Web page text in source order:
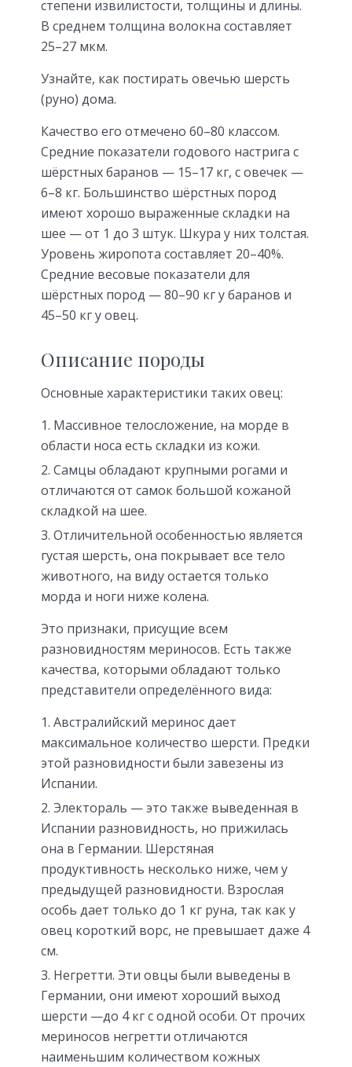
степени извилистости, толщины и длины.
В среднем толщина волокна составляет
25–27 мкм.
Узнайте, как постирать овечью шерсть
(руно) дома.
Качество его отмечено 60–80 классом.
Средние показатели годового настрига с
шёрстных баранов — 15–17 кг, с овечек —
6–8 кг. Большинство шёрстных пород
имеют хорошо выраженные складки на
шее — от 1 до 3 штук. Шкура у них толстая.
Уровень жиропота составляет 20–40%.
Средние весовые показатели для
шёрстных пород — 80–90 кг у баранов и
45–50 кг у овец.
Описание породы
Основные характеристики таких овец:
Массивное телосложение, на морде в
области носа есть складки из кожи.
Самцы обладают крупными рогами и
отличаются от самок большой кожаной
складкой на шее.
Отличительной особенностью является
густая шерсть, она покрывает все тело
животного, на виду остается только
морда и ноги ниже колена.
Это признаки, присущие всем
разновидностям мериносов. Есть также
качества, которыми обладают только
представители определённого вида:
Австралийский меринос дает
максимальное количество шерсти. Предки
этой разновидности были завезены из
Испании.
Электораль — это также выведенная в
Испании разновидность, но прижилась
она в Германии. Шерстяная
продуктивность несколько ниже, чем у
предыдущей разновидности. Взрослая
особь дает только до 1 кг руна, так как у
овец короткий ворс, не превышает даже 4
см.
Негретти. Эти овцы были выведены в
Германии, они имеют хороший выход
шерсти —до 4 кг с одной особи. От прочих
мериносов негретти отличаются
наименьшим количеством кожных